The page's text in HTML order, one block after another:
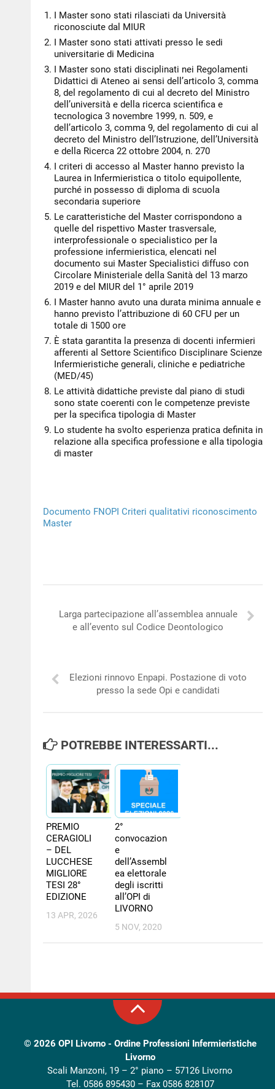
I Master sono stati rilasciati da Università
riconosciute dal MIUR
I Master sono stati attivati presso le sedi
universitarie di Medicina
I Master sono stati disciplinati nei Regolamenti
Didattici di Ateneo ai sensi dell’articolo 3, comma
8, del regolamento di cui al decreto del Ministro
dell’università e della ricerca scientifica e
tecnologica 3 novembre 1999, n. 509, e
dell’articolo 3, comma 9, del regolamento di cui al
decreto del Ministro dell’Istruzione, dell’Università
e della Ricerca 22 ottobre 2004, n. 270
I criteri di accesso al Master hanno previsto la
Laurea in Infermieristica o titolo equipollente,
purché in possesso di diploma di scuola
secondaria superiore
Le caratteristiche del Master corrispondono a
quelle del rispettivo Master trasversale,
interprofessionale o specialistico per la
professione infermieristica, elencati nel
documento sui Master Specialistici diffuso con
Circolare Ministeriale della Sanità del 13 marzo
2019 e del MIUR del 1° aprile 2019
I Master hanno avuto una durata minima annuale e
hanno previsto l’attribuzione di 60 CFU per un
totale di 1500 ore
È stata garantita la presenza di docenti infermieri
afferenti al Settore Scientifico Disciplinare Scienze
Infermieristiche generali, cliniche e pediatriche
(MED/45)
Le attività didattiche previste dal piano di studi
sono state coerenti con le competenze previste
per la specifica tipologia di Master
Lo studente ha svolto esperienza pratica definita in
relazione alla specifica professione e alla tipologia
di master
Documento FNOPI Criteri qualitativi riconoscimento
Master
Larga partecipazione all’assemblea annuale
e all’evento sul Codice Deontologico
Elezioni rinnovo Enpapi. Postazione di voto
presso la sede Opi e candidati
POTREBBE INTERESSARTI...
PREMIO
CERAGIOLI
– DEL
LUCCHESE
MIGLIORE
TESI 28°
EDIZIONE
13 APR, 2026
2°
convocazion
e
dell’Assembl
ea elettorale
degli iscritti
all’OPI di
LIVORNO
5 NOV, 2020
© 2026 OPI Livorno - Ordine Professioni Infermieristiche
Livorno
Scali Manzoni, 19 – 2° piano – 57126 Livorno
Tel. 0586 895430 – Fax 0586 828107